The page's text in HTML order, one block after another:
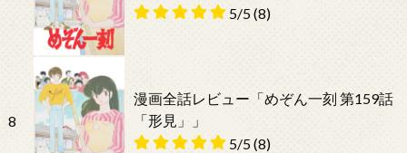
5/5(8)
8
漫画全話レビュー「めぞん一刻 第159話
「形見」」
5/5(8)